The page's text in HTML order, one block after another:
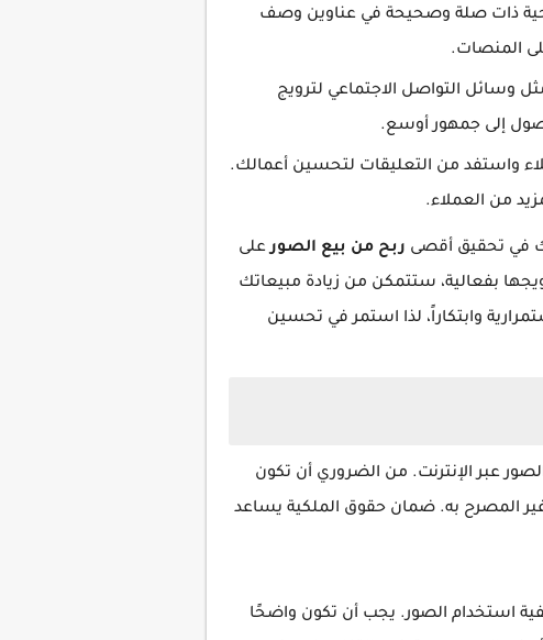
ذات صلة وصحيحة في عناوين وصف
المنصات.
وسائل التواصل الاجتماعي لترويج
إلى جمهور أوسع.
واستفد من التعليقات لتحسين أعمالك.
من العملاء.
في تحقيق أقصى ربح من بيع الصورعلى
بفعالية، ستتمكن من زيادة مبيعاتك
وابتكاراً، لذا استمر في تحسين
عبر الإنترنت. من الضروري أن تكون
المصرح به. ضمان حقوق الملكية يساعد
استخدام الصور. يجب أن تكون واضحًا